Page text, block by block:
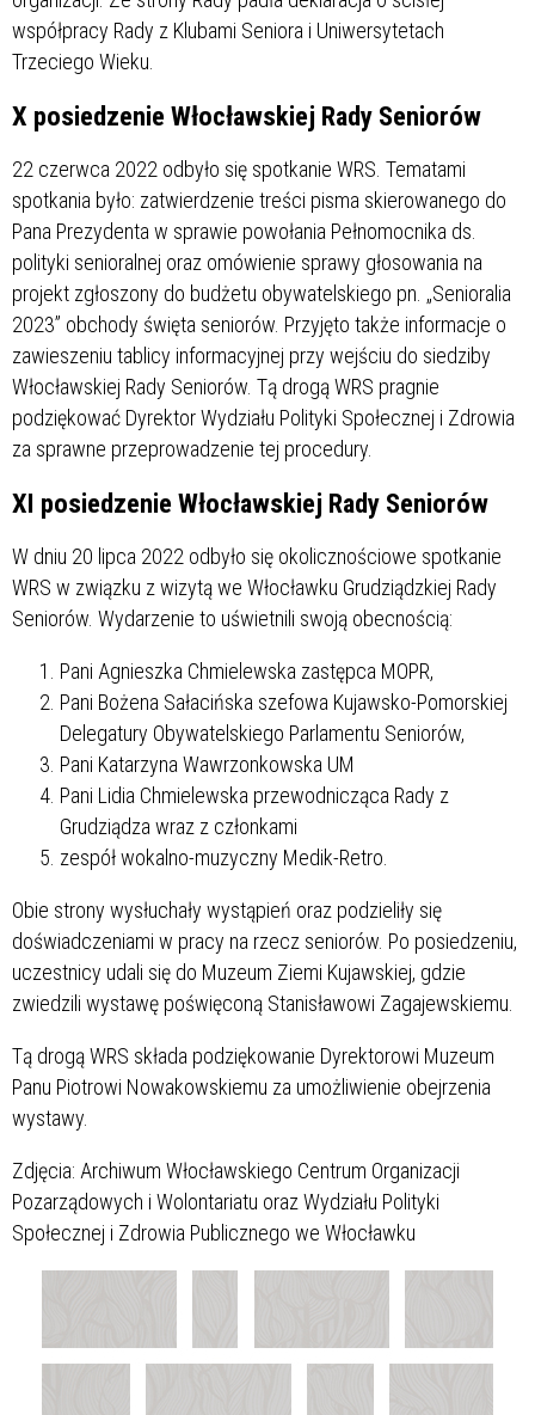
współpracy Rady z Klubami Seniora i Uniwersytetach
Trzeciego Wieku.
X posiedzenie Włocławskiej Rady Seniorów
22 czerwca 2022 odbyło się spotkanie WRS. Tematami
spotkania było: zatwierdzenie treści pisma skierowanego do
Pana Prezydenta w sprawie powołania Pełnomocnika ds.
polityki senioralnej oraz omówienie sprawy głosowania na
projekt zgłoszony do budżetu obywatelskiego pn. „Senioralia
2023” obchody święta seniorów. Przyjęto także informacje o
zawieszeniu tablicy informacyjnej przy wejściu do siedziby
Włocławskiej Rady Seniorów. Tą drogą WRS pragnie
podziękować Dyrektor Wydziału Polityki Społecznej i Zdrowia
za sprawne przeprowadzenie tej procedury.
XI posiedzenie Włocławskiej Rady Seniorów
W dniu 20 lipca 2022 odbyło się okolicznościowe spotkanie
WRS w związku z wizytą we Włocławku Grudziądzkiej Rady
Seniorów. Wydarzenie to uświetnili swoją obecnością:
Pani Agnieszka Chmielewska zastępca MOPR,
Pani Bożena Sałacińska szefowa Kujawsko-Pomorskiej
Delegatury Obywatelskiego Parlamentu Seniorów,
Pani Katarzyna Wawrzonkowska UM
Pani Lidia Chmielewska przewodnicząca Rady z
Grudziądza wraz z członkami
zespół wokalno-muzyczny Medik-Retro.
Obie strony wysłuchały wystąpień oraz podzieliły się
doświadczeniami w pracy na rzecz seniorów. Po posiedzeniu,
uczestnicy udali się do Muzeum Ziemi Kujawskiej, gdzie
zwiedzili wystawę poświęconą Stanisławowi Zagajewskiemu.
Tą drogą WRS składa podziękowanie Dyrektorowi Muzeum
Panu Piotrowi Nowakowskiemu za umożliwienie obejrzenia
wystawy.
Zdjęcia: Archiwum Włocławskiego Centrum Organizacji
Pozarządowych i Wolontariatu oraz Wydziału Polityki
Społecznej i Zdrowia Publicznego we Włocławku